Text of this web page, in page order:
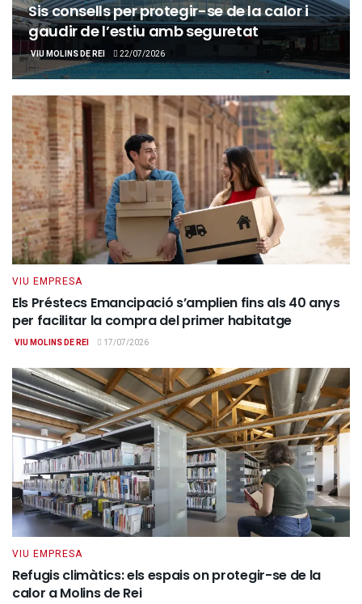
Sis consells per protegir-se de la calor i
gaudir de l’estiu amb seguretat
VIU MOLINS DE REI 22/07/2026
VIU EMPRESA
Els Préstecs Emancipació s’amplien fins als 40 anys
per facilitar la compra del primer habitatge
VIU MOLINS DE REI 17/07/2026
VIU EMPRESA
Refugis climàtics: els espais on protegir-se de la
calor a Molins de Rei